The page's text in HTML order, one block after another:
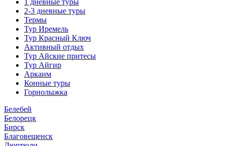
1 дневные туры
2-3 дневные туры
Термы
Тур Иремель
Тур Красный Ключ
Активный отдых
Тур Айские притесы
Тур Айгир
Аркаим
Конные туры
Горнолыжка
Белебей
Белорецк
Бирск
Благовещенск